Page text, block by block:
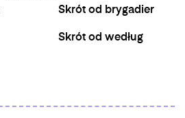
Skrót od brygadier
Skrót od według